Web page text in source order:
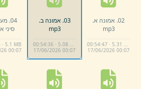
02. אמונה א.
mp3
00:54:47 · 5.31 MB
17/06/2026 00:07
03. אמונה ב.
mp3
00:54:36 · 5.08 MB
17/06/2026 00:07
04.
סיני
5.1 MB
00:07